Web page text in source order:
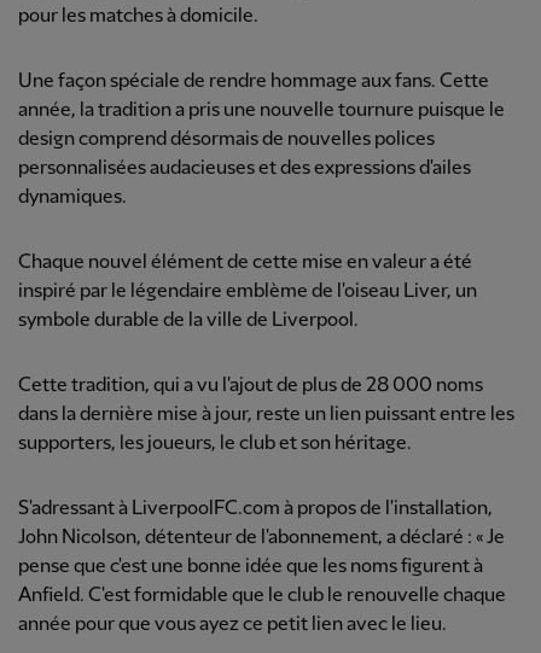
pour les matches à domicile.
Une façon spéciale de rendre hommage aux fans. Cette
année, la tradition a pris une nouvelle tournure puisque le
design comprend désormais de nouvelles polices
personnalisées audacieuses et des expressions d'ailes
dynamiques.
Chaque nouvel élément de cette mise en valeur a été
inspiré par le légendaire emblème de l'oiseau Liver, un
symbole durable de la ville de Liverpool.
Cette tradition, qui a vu l'ajout de plus de 28 000 noms
dans la dernière mise à jour, reste un lien puissant entre les
supporters, les joueurs, le club et son héritage.
S'adressant à LiverpoolFC.com à propos de l'installation,
John Nicolson, détenteur de l'abonnement, a déclaré : « Je
pense que c'est une bonne idée que les noms figurent à
Anfield. C'est formidable que le club le renouvelle chaque
année pour que vous ayez ce petit lien avec le lieu.